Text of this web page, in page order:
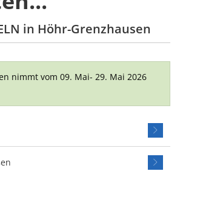
in Höhr-Grenzhausen
nimmt vom 09. Mai- 29. Mai 2026